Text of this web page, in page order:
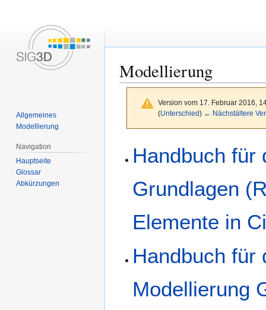
Modellierung
Version vom 17. Februar 2016,
(Unterschied) ← Nächstältere
Navigation
SucheHandbuch für
Grundlagen
Elemente in
Handbuch für
Modellierung
Allgemeines
Modellierung
Navigation
Hauptseite
Glossar
Abkürzungen